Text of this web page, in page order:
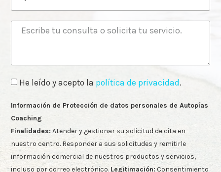
He leído y acepto la política de privacidad.
Información de Protección de datos personales de Autopías
Coaching
Finalidades: Atender y gestionar su solicitud de cita en
nuestro centro. Responder a sus solicitudes y remitirle
información comercial de nuestros productos y servicios,
incluso por correo electrónico. Legitimación: Consentimiento